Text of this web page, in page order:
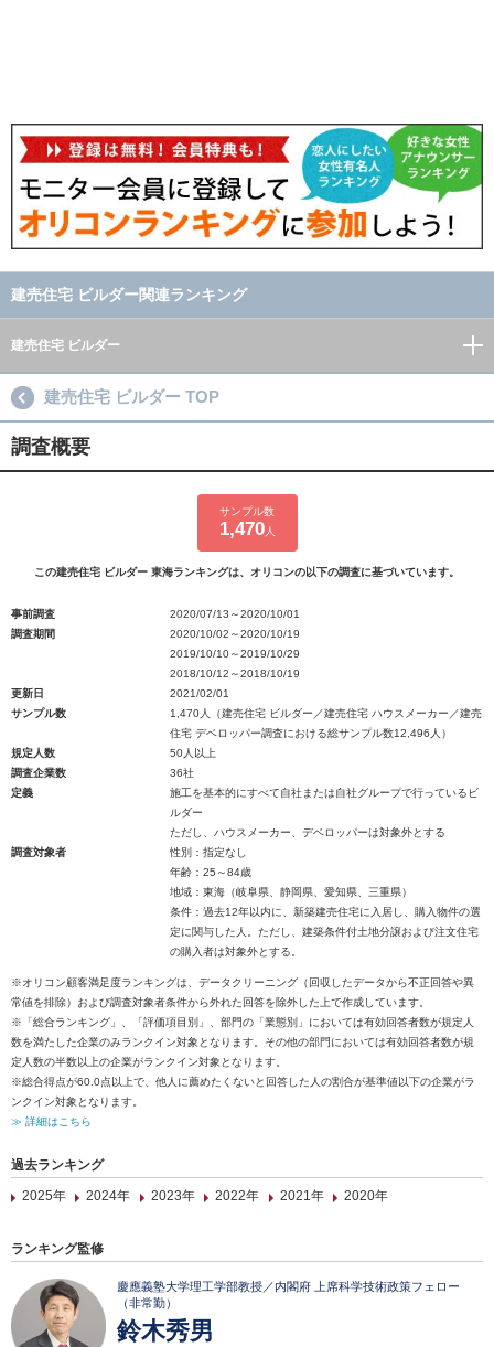
建売住宅 ビルダー関連ランキング
建売住宅 ビルダー
建売住宅 ビルダー TOP
調査概要
サンプル数
1,470人
この建売住宅 ビルダー 東海ランキングは、オリコンの以下の調査に基づいています。
事前調査
2020/07/13～2020/10/01
調査期間
2020/10/02～2020/10/19
2019/10/10～2019/10/29
2018/10/12～2018/10/19
更新日
2021/02/01
サンプル数
1,470人（建売住宅 ビルダー／建売住宅 ハウスメーカー／建売
住宅 デベロッパー調査における総サンプル数12,496人）
規定人数
50人以上
調査企業数
36社
定義
施工を基本的にすべて自社または自社グループで行っているビ
ルダー
ただし、ハウスメーカー、デベロッパーは対象外とする
調査対象者
性別：指定なし
年齢：25～84歳
地域：東海（岐阜県、静岡県、愛知県、三重県）
条件：過去12年以内に、新築建売住宅に入居し、購入物件の選
定に関与した人。ただし、建築条件付土地分譲および注文住宅
の購入者は対象外とする。
※オリコン顧客満足度ランキングは、データクリーニング（回収したデータから不正回答や異
常値を排除）および調査対象者条件から外れた回答を除外した上で作成しています。
※「総合ランキング」、「評価項目別」、部門の「業態別」においては有効回答者数が規定人
数を満たした企業のみランクイン対象となります。その他の部門においては有効回答者数が規
定人数の半数以上の企業がランクイン対象となります。
※総合得点が60.0点以上で、他人に薦めたくないと回答した人の割合が基準値以下の企業がラ
ンクイン対象となります。
≫ 詳細はこちら
過去ランキング
2025年
2024年 2023年 2022年 2021年 2020年
ランキング監修
慶應義塾大学理工学部教授／内閣府 上席科学技術政策フェロー
（非常勤）
鈴木秀男